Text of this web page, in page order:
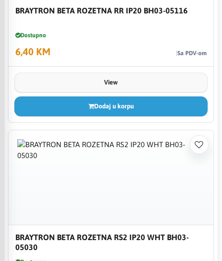
BRAYTRON BETA ROZETNA RR IP20 BH03-05116
Dostupno
6,40 KM Sa PDV-om
View
Dodaj u korpu
BRAYTRON BETA ROZETNA RS2 IP20 WHT BH03-
05030